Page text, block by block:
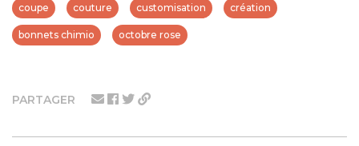
PARTAGER
coupe couture customisation création
bonnets chimio octobre rose